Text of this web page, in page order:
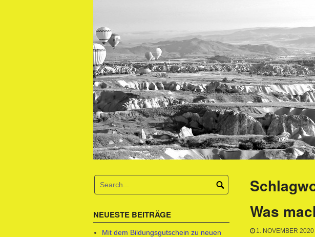
Was
1. NOVEMBER 2020
NEUESTE BEITRÄGE
Mit dem Bildungsgutschein zu neuen